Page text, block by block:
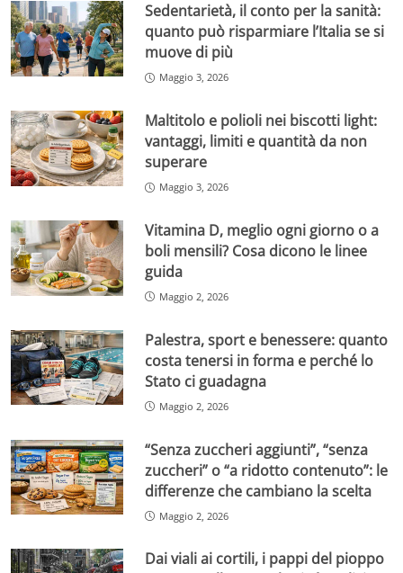
Sedentarietà, il conto per la sanità:
quanto può risparmiare l’Italia se si
muove di più
Maggio 3, 2026
Maltitolo e polioli nei biscotti light:
vantaggi, limiti e quantità da non
superare
Maggio 3, 2026
Vitamina D, meglio ogni giorno o a
boli mensili? Cosa dicono le linee
guida
Maggio 2, 2026
Palestra, sport e benessere: quanto
costa tenersi in forma e perché lo
Stato ci guadagna
Maggio 2, 2026
“Senza zuccheri aggiunti”, “senza
zuccheri” o “a ridotto contenuto”: le
differenze che cambiano la scelta
Maggio 2, 2026
Dai viali ai cortili, i pappi del pioppo